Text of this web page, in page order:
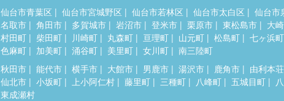
仙台市青葉区 仙台市宮城野区 仙台市若林区 仙台市太白区 仙台市
名取市
角田市 多賀城市 岩沼市 登米市 栗原市 東松島市 大
村田町
柴田町 川崎町 丸森町 亘理町 山元町 松島町 七ヶ浜町
色麻町
加美町 涌谷町 美里町 女川町 南三陸町
秋田市 能代市 横手市 大館市 男鹿市 湯沢市 鹿角市 由利本
仙北市
小坂町 上小阿仁村 藤里町 三種町 八峰町 五城目町
東成瀬村